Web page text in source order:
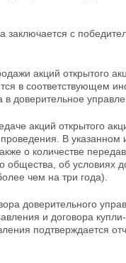
заключается с
акций открытого
в
доверительное
акций открытого
В
о количестве
общества, об условиях
чем на три года).
доверительного
и договора
подтверждается